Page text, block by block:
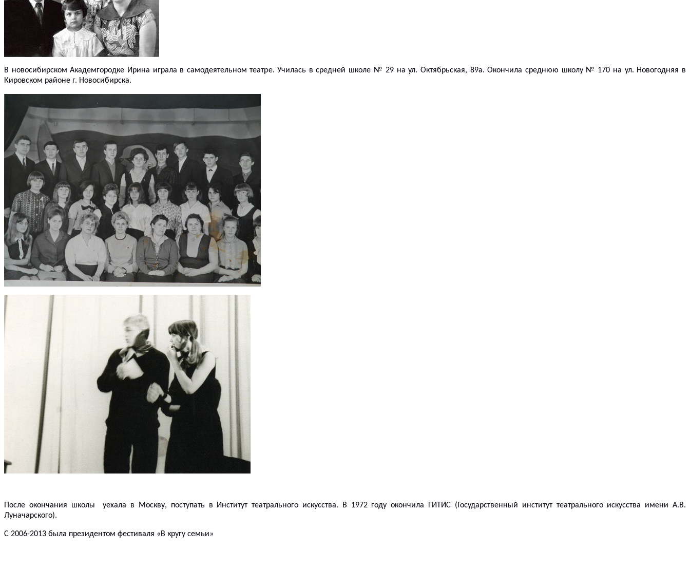
В новосибирском Академгородке Ирина играла в самодеятельном театре. Училась в средней школе № 29 на ул. Октябрьская, 89а. Окончила среднюю школу № 170 на ул. Новогодняя в
Кировском районе г. Новосибирска.
После окончания школы уехала в Москву, поступать в Институт театрального искусства. В 1972 году окончила ГИТИС (Государственный институт театрального искусства имени А.В.
Луначарского).
С 2006-2013 была президентом фестиваля «В кругу семьи»